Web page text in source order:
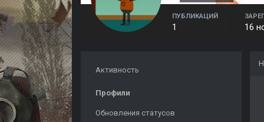
ПУБЛИКАЦИЙ
1 16
Активность
Профили
Обновления статусов